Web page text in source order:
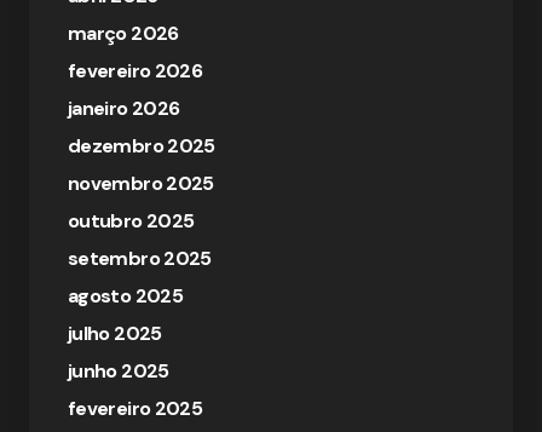
março 2026
fevereiro 2026
janeiro 2026
dezembro 2025
novembro 2025
outubro 2025
setembro 2025
agosto 2025
julho 2025
junho 2025
fevereiro 2025